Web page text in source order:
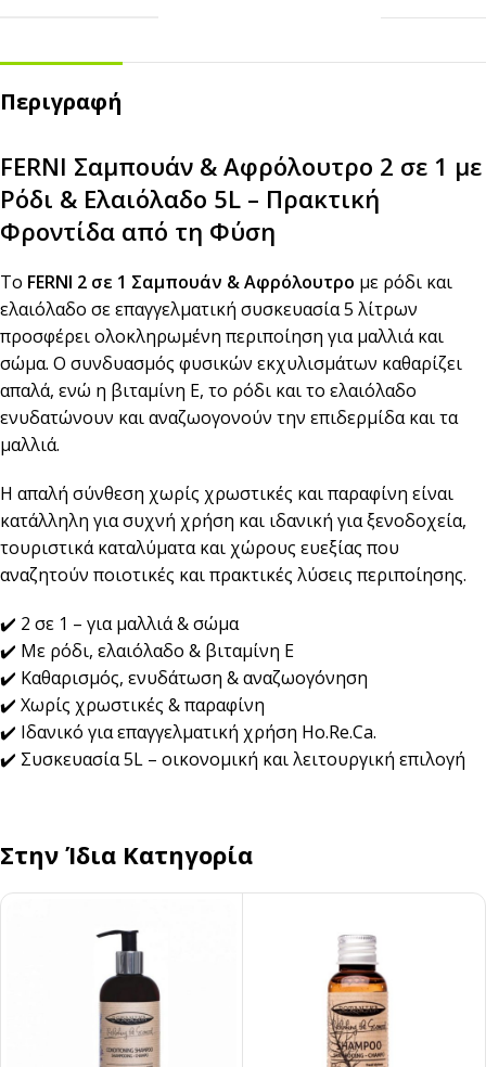
Περιγραφή
FERNI Σαμπουάν & Αφρόλουτρο 2 σε 1 με
Ρόδι & Ελαιόλαδο 5L – Πρακτική
Φροντίδα από τη Φύση
Το FERNI 2 σε 1 Σαμπουάν & Αφρόλουτρο με ρόδι και
ελαιόλαδο σε επαγγελματική συσκευασία 5 λίτρων
προσφέρει ολοκληρωμένη περιποίηση για μαλλιά και
σώμα. Ο συνδυασμός φυσικών εκχυλισμάτων καθαρίζει
απαλά, ενώ η βιταμίνη Ε, το ρόδι και το ελαιόλαδο
ενυδατώνουν και αναζωογονούν την επιδερμίδα και τα
μαλλιά.
Η απαλή σύνθεση χωρίς χρωστικές και παραφίνη είναι
κατάλληλη για συχνή χρήση και ιδανική για ξενοδοχεία,
τουριστικά καταλύματα και χώρους ευεξίας που
αναζητούν ποιοτικές και πρακτικές λύσεις περιποίησης.
✔️ 2 σε 1 – για μαλλιά & σώμα
✔️ Με ρόδι, ελαιόλαδο & βιταμίνη Ε
✔️ Καθαρισμός, ενυδάτωση & αναζωογόνηση
✔️ Χωρίς χρωστικές & παραφίνη
✔️ Ιδανικό για επαγγελματική χρήση Ho.Re.Ca.
✔️ Συσκευασία 5L – οικονομική και λειτουργική επιλογή
Στην Ίδια Κατηγορία